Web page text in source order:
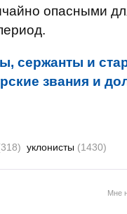
опасными
сержанты и
звания и
уклонисты (1430)
Мне